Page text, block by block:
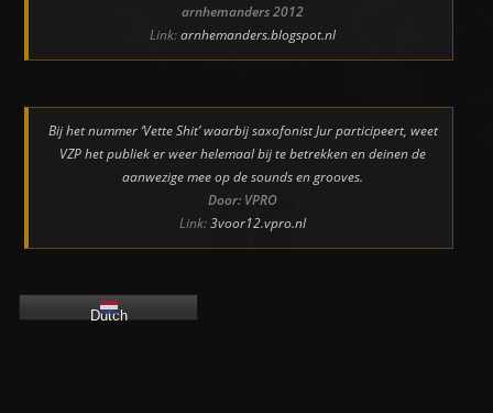
arnhemanders 2012
Link:arnhemanders.blogspot.nl
Bij het nummer ‘Vette Shit’ waarbij saxofonist Jur participeert, weet
VZP het publiek er weer helemaal bij te betrekken en deinen de
aanwezige mee op de sounds en grooves.
Door: VPRO
Link:3voor12.vpro.nl
Dutch